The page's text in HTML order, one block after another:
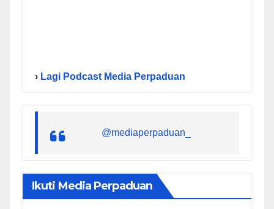
› Lagi Podcast Media Perpaduan
@mediaperpaduan_
Ikuti Media Perpaduan